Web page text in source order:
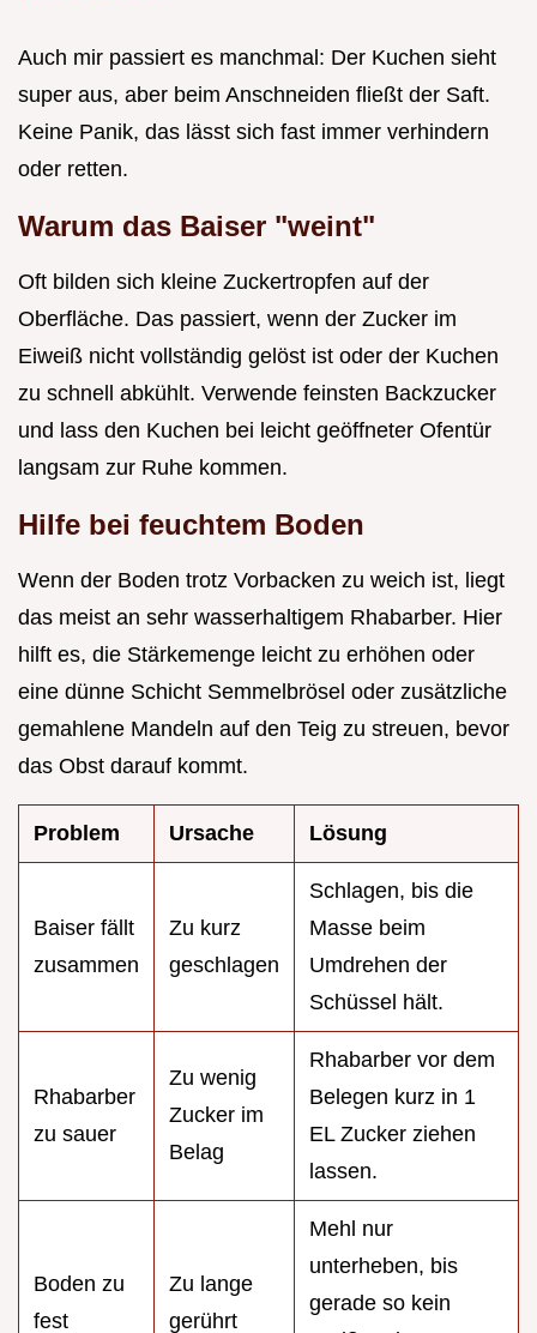
Auch mir passiert es manchmal: Der Kuchen sieht
super aus, aber beim Anschneiden fließt der Saft.
Keine Panik, das lässt sich fast immer verhindern
oder retten.
Warum das Baiser "weint"
Oft bilden sich kleine Zuckertropfen auf der
Oberfläche. Das passiert, wenn der Zucker im
Eiweiß nicht vollständig gelöst ist oder der Kuchen
zu schnell abkühlt. Verwende feinsten Backzucker
und lass den Kuchen bei leicht geöffneter Ofentür
langsam zur Ruhe kommen.
Hilfe bei feuchtem Boden
Wenn der Boden trotz Vorbacken zu weich ist, liegt
das meist an sehr wasserhaltigem Rhabarber. Hier
hilft es, die Stärkemenge leicht zu erhöhen oder
eine dünne Schicht Semmelbrösel oder zusätzliche
gemahlene Mandeln auf den Teig zu streuen, bevor
das Obst darauf kommt.
Problem Ursache Lösung
Baiser fällt
zusammen
Zu kurz
geschlagen
Schlagen, bis die
Masse beim
Umdrehen der
Schüssel hält.
Rhabarber
zu sauer
Zu wenig
Zucker im
Belag
Rhabarber vor dem
Belegen kurz in 1
EL Zucker ziehen
lassen.
Boden zu
fest
Zu lange
gerührt
Mehl nur
unterheben, bis
gerade so kein